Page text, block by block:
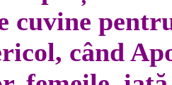
cuvine
când